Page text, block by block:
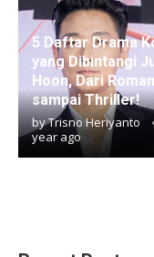
5 Daftar Drama
yang Dibintangi
Hoon, Dari
sampai Thriller!
byTrisno Heriyanto
year ago